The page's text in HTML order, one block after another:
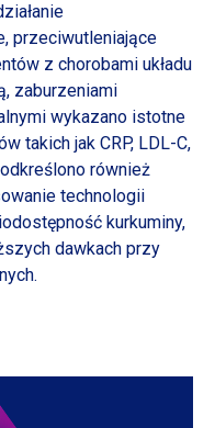
przeciwutleniające
z chorobami układu
zaburzeniami
wykazano istotne
takich jak CRP, LDL-C,
również
technologii
kurkuminy,
dawkach przy